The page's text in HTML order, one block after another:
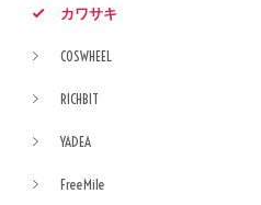
カワサキ
COSWHEEL
RICHBIT
YADEA
FreeMile